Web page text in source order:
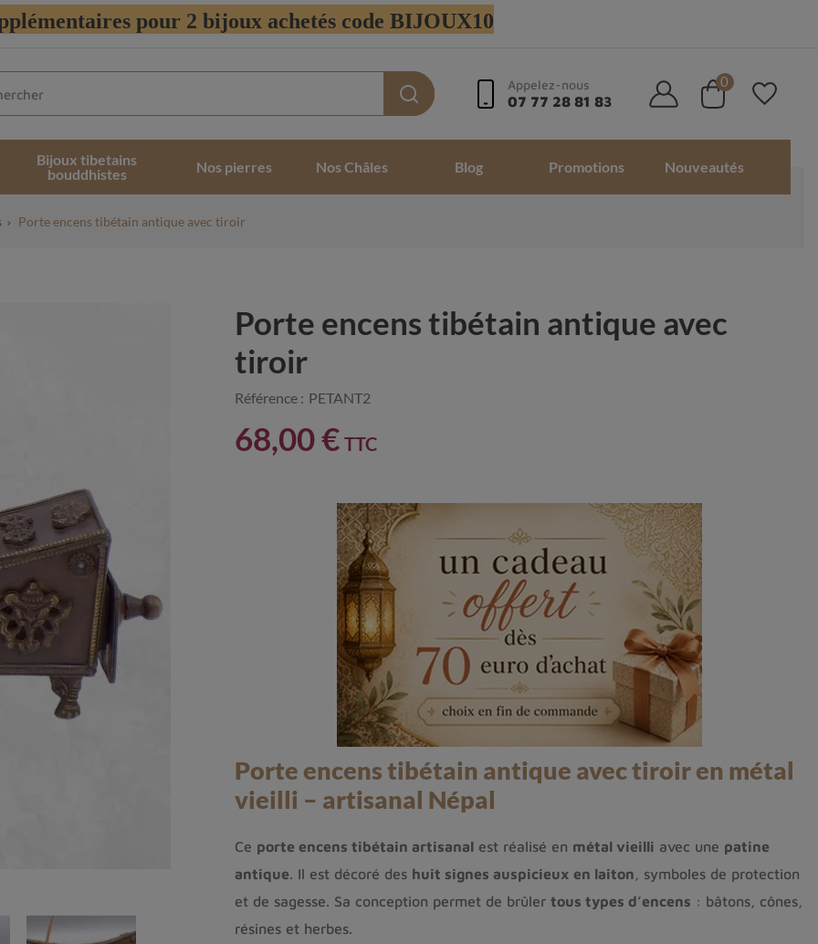
pour 2 bijoux achetés code BIJOUX10
Appelez-nous
07 77 28 81 83
0
Bijoux tibetains
bouddhistes
Nos pierres Nos Châles Blog Promotions Nouveautés
Porte encens tibétain antique avec tiroir
Porte encens tibétain antique avec
tiroir
Référence : PETANT2
68,00 € TTC
Porte encens tibétain antique avec tiroir en métal
vieilli – artisanal Népal
Ce porte encens tibétain artisanalest réalisé en métal vieilli avec une patine
antique. Il est décoré des huit signes auspicieux en laiton , symboles de protection
et de sagesse. Sa conception permet de brûler tous types d’encens : bâtons, cônes,
résines et herbes.